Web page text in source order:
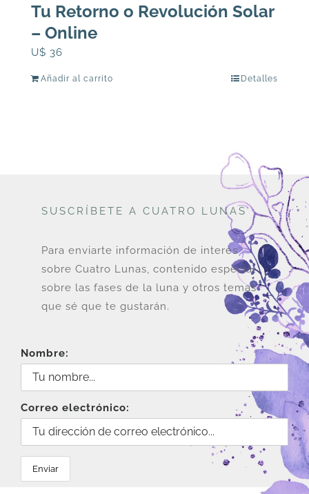
Tu Retorno o Revolución Solar
– Online
U$ 36
Añadir al carrito Detalles
SUSCRÍBETE A CUATRO LUNAS
Para enviarte información de interés
sobre Cuatro Lunas, contenido especial
sobre las fases de la luna y otros temas
que sé que te gustarán.
Nombre:
Correo electrónico: